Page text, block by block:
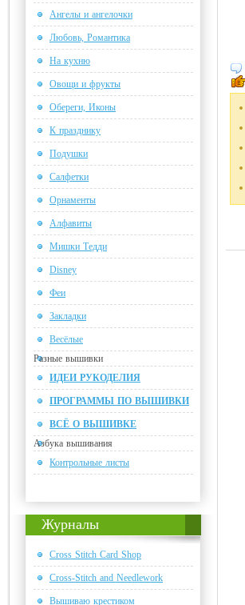
Ангелы и ангелочки
Любовь, Романтика
На кухню
Овощи и фрукты
Обереги, Иконы
К празднику
Подушки
Салфетки
Орнаменты
Алфавиты
Мишки Тедди
Disney
Феи
Закладки
Весёлые
Разные вышивки
ИДЕИ РУКОДЕЛИЯ
ПРОГРАММЫ ПО ВЫШИВКИ
ВСЁ О ВЫШИВКЕ
Азбука вышивания
Контрольные листы
Журналы
Cross Stitch Card Shop
Cross-Stitch and Needlework
Вышиваю крестиком